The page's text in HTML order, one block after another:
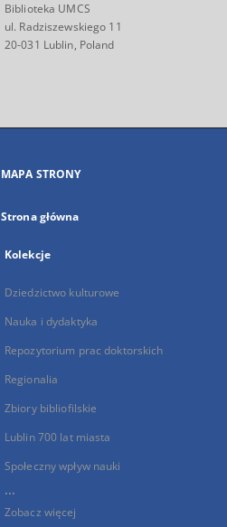
Biblioteka UMCS
ul. Radziszewskiego 11
20-031 Lublin, Poland
MAPA STRONY
Strona główna
Kolekcje
Dziedzictwo kulturowe
Nauka i dydaktyka
Repozytorium prac doktorskich
Regionalia
Zbiory bibliofilskie
Lublin 700 lat miasta
Społeczny wpływ nauki
...
Zobacz więcej